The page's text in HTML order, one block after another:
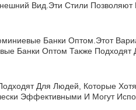
Вид.Эти Стили Позволяют
Банки Оптом.Этот
Банки Оптом Также
Для Людей, Которые
Эффективными И Могут